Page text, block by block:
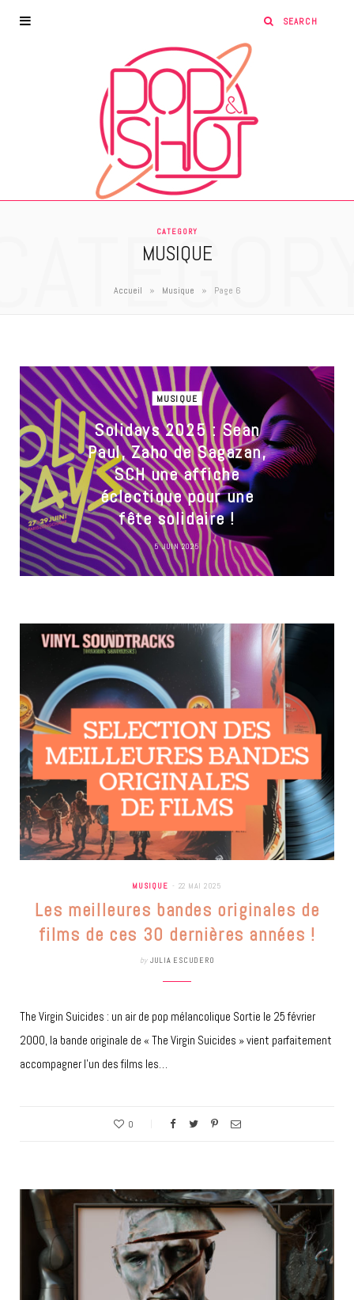
CATEGORY
MUSIQUE
Accueil » Musique » Page 6
MUSIQUE
Solidays 2025 : Sean
Paul, Zaho de Sagazan,
SCH une affiche
éclectique pour une
fête solidaire !
5 JUIN 2025
MUSIQUE 22 MAI 2025
Les meilleures bandes originales de
films de ces 30 dernières années !
by JULIA ESCUDERO
The Virgin Suicides : un air de pop mélancolique Sortie le 25 février
2000, la bande originale de « The Virgin Suicides » vient parfaitement
accompagner l’un des films les…
0